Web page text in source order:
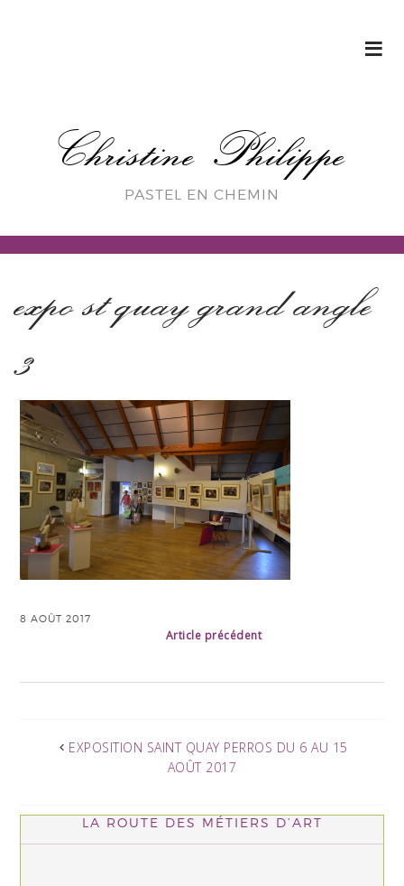
Christine Philippe
PASTEL EN CHEMIN
expo st quay grand angle
3
8 AOÛT 2017
Article précédent
EXPOSITION SAINT QUAY PERROS DU 6 AU 15
AOÛT 2017
LA ROUTE DES MÉTIERS D’ART